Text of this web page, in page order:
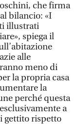
che firma
bilancio: «I
illustrati
spiega il
alle
meno di
la propria casa
la
perché questa
a
gettito rispetto